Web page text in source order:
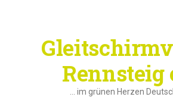
Rennsteig
… im grünen Herzen